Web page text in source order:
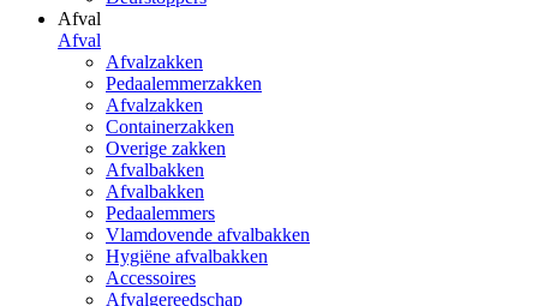
Afval
Afval
Afvalzakken
Pedaalemmerzakken
Afvalzakken
Containerzakken
Overige zakken
Afvalbakken
Afvalbakken
Pedaalemmers
Vlamdovende afvalbakken
Hygiëne afvalbakken
Accessoires
Afvalgereedschap